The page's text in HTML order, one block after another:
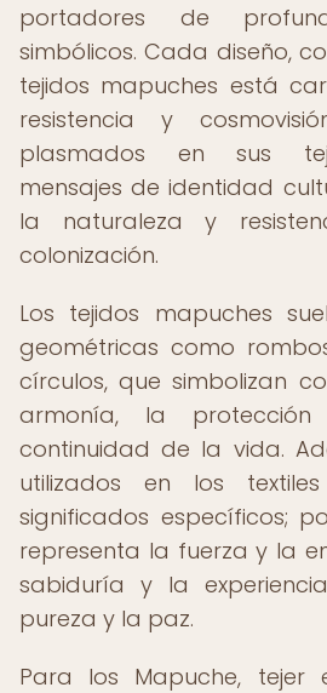
portadores de
simbólicos. Cada diseño,
tejidos mapuches está
resistencia y
plasmados en sus
mensajes de identidad
la naturaleza y
colonización.
Los tejidos mapuches
geométricas como
círculos, que simbolizan
armonía, la
continuidad de la vida.
utilizados en los
significados específicos;
representa la fuerza y la
sabiduría y la
pureza y la paz.
Para los Mapuche, tejer